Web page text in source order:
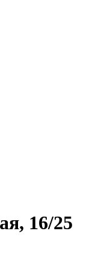
16/25